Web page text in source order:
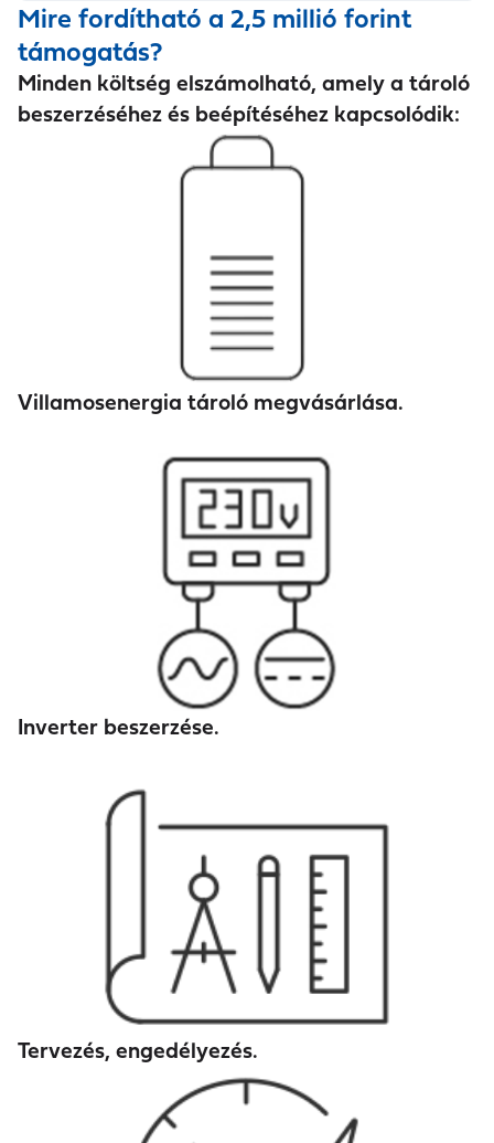
Mire fordítható a 2,5 millió forint
támogatás?
Minden költség elszámolható, amely a tároló
beszerzéséhez és beépítéséhez kapcsolódik:
Villamosenergia tároló megvásárlása.
Inverter beszerzése.
Tervezés, engedélyezés.